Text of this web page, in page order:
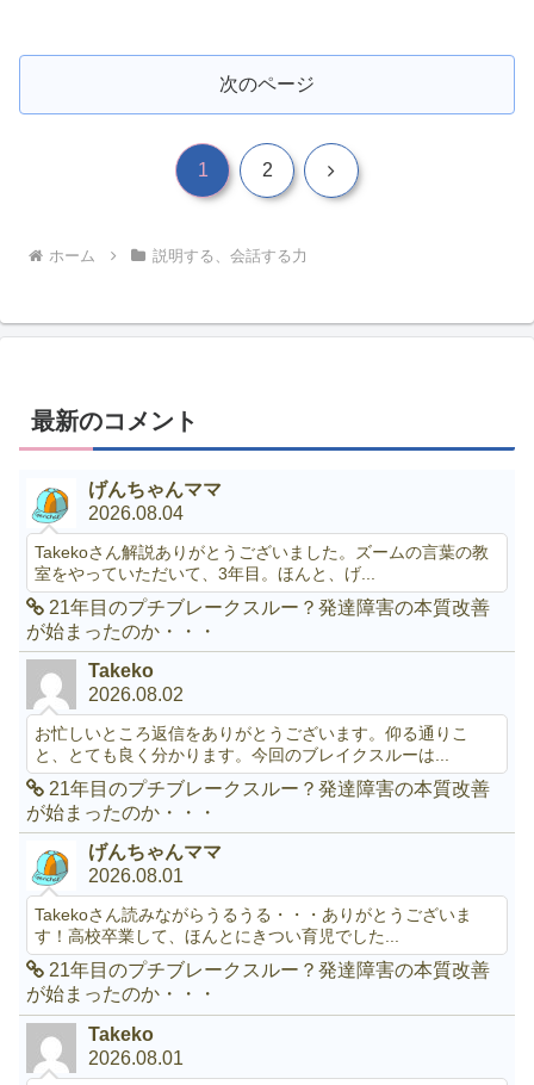
次のページ
1 2 次
ホーム 説明する、会話する力
最新のコメント
げんちゃんママ
2026.08.04
Takekoさん解説ありがとうございました。ズームの言葉の教
室をやっていただいて、3年目。ほんと、げ...
21年目のプチブレークスルー？発達障害の本質改善
が始まったのか・・・
Takeko
2026.08.02
お忙しいところ返信をありがとうございます。仰る通りこ
と、とても良く分かります。今回のブレイクスルーは...
21年目のプチブレークスルー？発達障害の本質改善
が始まったのか・・・
げんちゃんママ
2026.08.01
Takekoさん読みながらうるうる・・・ありがとうございま
す！高校卒業して、ほんとにきつい育児でした...
21年目のプチブレークスルー？発達障害の本質改善
が始まったのか・・・
Takeko
2026.08.01